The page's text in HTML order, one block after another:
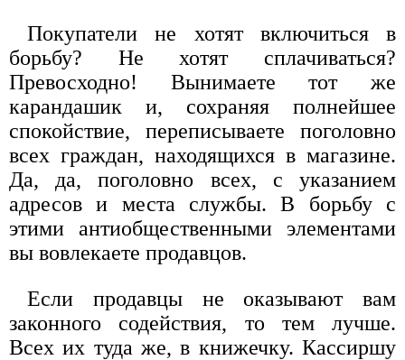
Покупатели не хотят включиться в
борьбу? Не хотят сплачиваться?
Превосходно! Вынимаете тот же
карандашик и, сохраняя полнейшее
спокойствие, переписываете поголовно
всех граждан, находящихся в магазине.
Да, да, поголовно всех, с указанием
адресов и места службы. В борьбу с
этими антиобщественными элементами
вы вовлекаете продавцов.
Если продавцы не оказывают вам
законного содействия, то тем лучше.
Всех их туда же, в книжечку. Кассиршу